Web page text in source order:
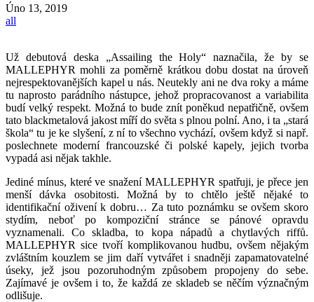
Úno 13, 2019
all
Už debutová deska „Assailing the Holy“ naznačila, že by se
MALLEPHYR mohli za poměrně krátkou dobu dostat na úroveň
nejrespektovanějších kapel u nás. Neutekly ani ne dva roky a máme
tu naprosto parádního nástupce, jehož propracovanost a variabilita
budí velký respekt. Možná to bude znít poněkud nepatřičně, ovšem
tato blackmetalová jakost míří do světa s plnou polní. Ano, i ta „stará
škola“ tu je ke slyšení, z ní to všechno vychází, ovšem když si např.
poslechnete moderní francouzské či polské kapely, jejich tvorba
vypadá asi nějak takhle.
Jediné mínus, které ve snažení MALLEPHYR spatřuji, je přece jen
menší dávka osobitosti. Možná by to chtělo ještě nějaké to
identifikační oživení k dobru… Za tuto poznámku se ovšem skoro
stydím, neboť po kompoziční stránce se pánové opravdu
vyznamenali. Co skladba, to kopa nápadů a chytlavých riffů.
MALLEPHYR sice tvoří komplikovanou hudbu, ovšem nějakým
zvláštním kouzlem se jim daří vytvářet i snadněji zapamatovatelné
úseky, jež jsou pozoruhodným způsobem propojeny do sebe.
Zajímavé je ovšem i to, že každá ze skladeb se něčím význačným
odlišuje.